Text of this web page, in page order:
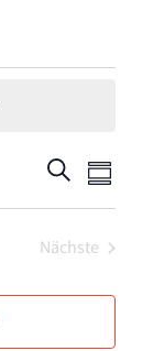
Suche
und
Suche
Nächste